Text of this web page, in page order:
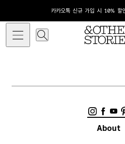
카카오톡 신규 가입 시 10% 할
About